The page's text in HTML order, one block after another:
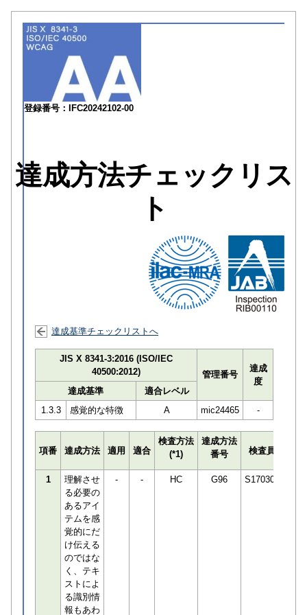
登録番号：IFC20242102-00
達成方法チェックリス
ト
達成基準チェックリストへ
JIS X 8341-3:2016 (ISO/IEC
40500:2012)
管理番号
達成
度
達成基準
適合レベル
1.3.3
感覚的な特徴 A mic24465 -
項番 達成方法 適用 適合
検査方法
(*1)
達成方法
番号
検査員
1
理解させ
る必要の
あるアイ
テムを感
覚的にだ
け伝える
のではな
く、テキ
ストによ
る識別情
報もあわ
- - HC G96 S170306